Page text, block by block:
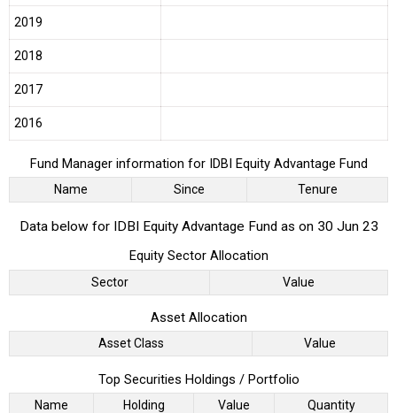
2019
2018
2017
2016
Fund Manager information for IDBI Equity Advantage Fund
Name Since Tenure
Data below for IDBI Equity Advantage Fund as on 30 Jun 23
Equity Sector Allocation
Sector Value
Asset Allocation
Asset Class Value
Top Securities Holdings / Portfolio
Name Holding Value Quantity